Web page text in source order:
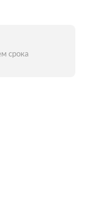
срока